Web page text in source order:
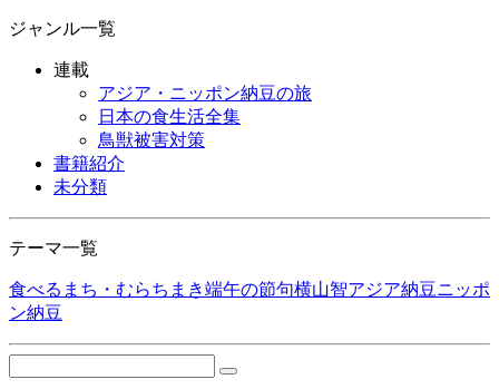
ジャンル一覧
連載
アジア・ニッポン納豆の旅
日本の食生活全集
鳥獣被害対策
書籍紹介
未分類
テーマ一覧
食べる まち・むらちまき端午の節句横山智アジア納豆ニッポ
ン納豆